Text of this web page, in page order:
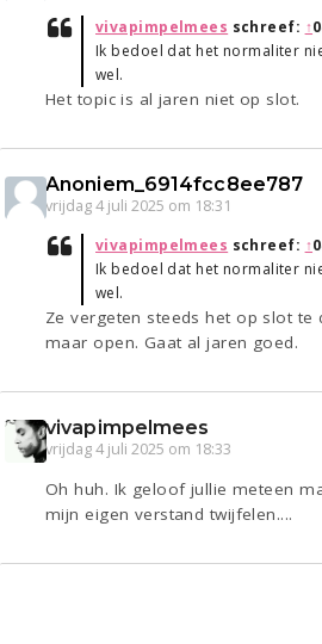
vivapimpelmees schreef: ↑
Ik bedoel dat het normaliter
wel.
Het topic is al jaren niet op slot.
Anoniem_6914fcc8ee787
vrijdag 4 juli 2025 om 18:31
vivapimpelmees schreef: ↑
Ik bedoel dat het normaliter
wel.
Ze vergeten steeds het op slot te
maar open. Gaat al jaren goed.
vivapimpelmees
vrijdag 4 juli 2025 om 18:33
Oh huh. Ik geloof jullie meteen
mijn eigen verstand twijfelen....